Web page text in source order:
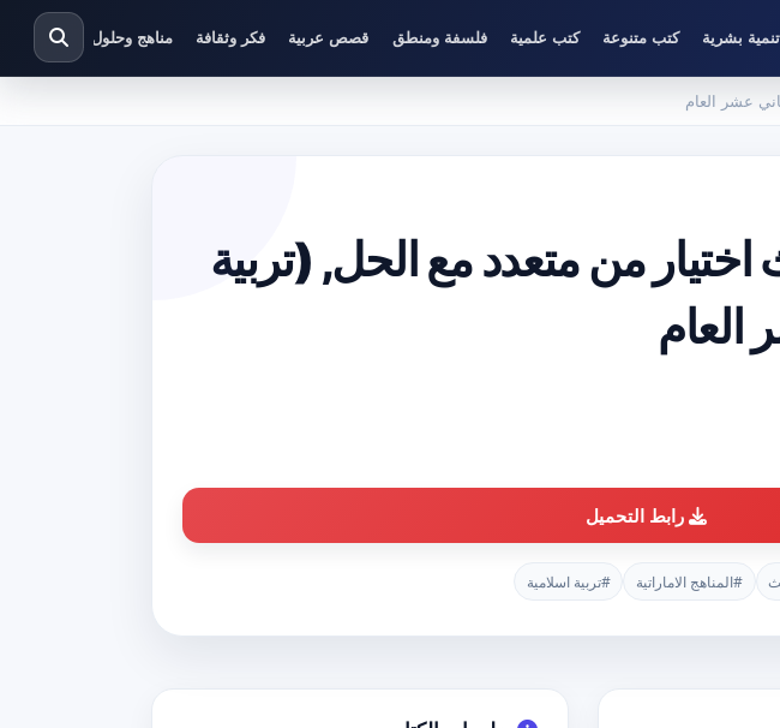
تنمية بشرية كتب متنوعة كتب علمية فلسفة ومنطق قصص عربية فكر وثقافة مناهج وحلول دراسية
عشر العام
من متعدد مع الحل, (تربية
العام
رابط التحميل
#المناهج الاماراتية #تربية اسلامية